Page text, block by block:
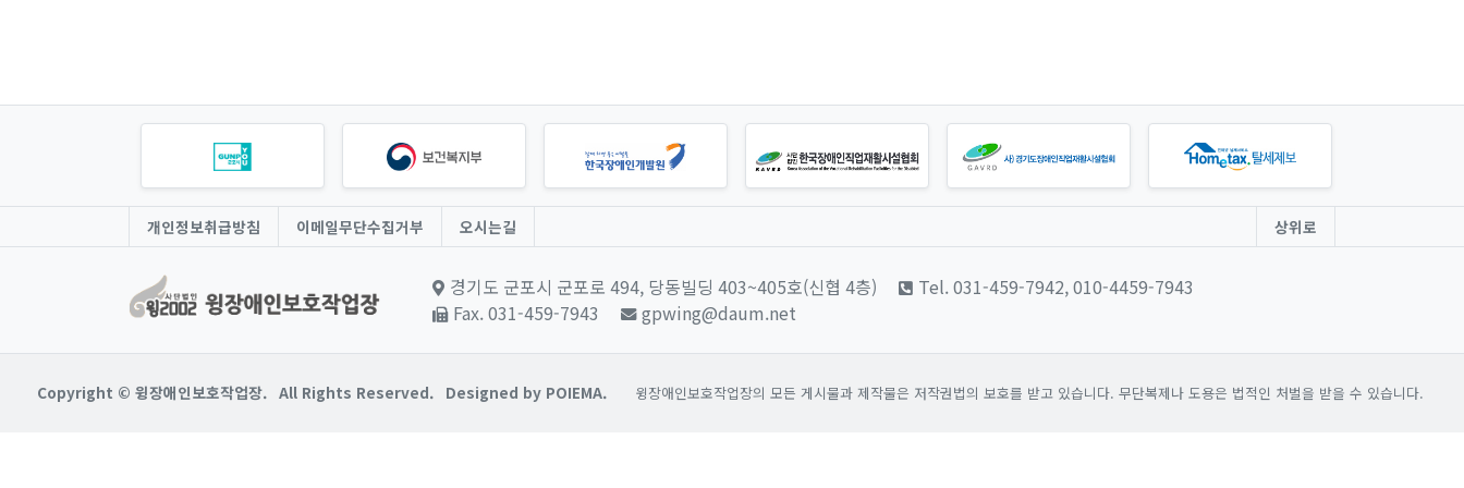
개인정보취급방침 이메일무단수집거부 오시는길 상위로
경기도 군포시 군포로 494, 당동빌딩 403~405호(신협 4층)
Tel. 031-459-7942, 010-4459-7943
Fax. 031-459-7943
gpwing@daum.net
Copyright © 윙장애인보호작업장. All Rights Reserved. Designed by POIEMA. 윙장애인보호작업장의 모든 게시물과 제작물은 저작권법의 보호를 받고 있습니다. 무단복제나 도용은 법적인 처벌을 받을 수 있습니다.